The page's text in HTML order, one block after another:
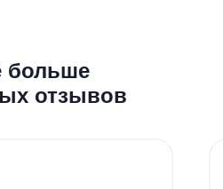
больше
отзывов